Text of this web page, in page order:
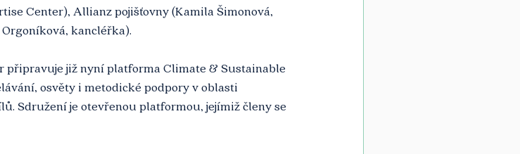
Center), Allianz pojišťovny (Kamila Šimonová,
kancléřka).
připravuje již nyní platforma Climate & Sustainable
osvěty i metodické podpory v oblasti
Sdružení je otevřenou platformou, jejímiž členy se